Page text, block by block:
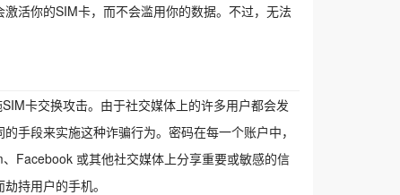
活你的SIM卡，而不会滥用你的数据。不过，无法
卡交换攻击。由于社交媒体上的许多用户都会发
手段来实施这种诈骗行为。 密码在每一个账户中，
Facebook 或其他社交媒体上分享重要或敏感的信
持用户的手机。